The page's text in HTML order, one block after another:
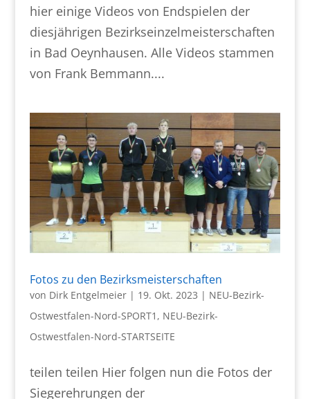
hier einige Videos von Endspielen der
diesjährigen Bezirkseinzelmeisterschaften
in Bad Oeynhausen. Alle Videos stammen
von Frank Bemmann....
Fotos zu den Bezirksmeisterschaften
von Dirk Entgelmeier| 19. Okt. 2023 | NEU-Bezirk-
Ostwestfalen-Nord-SPORT1 , NEU-Bezirk-
Ostwestfalen-Nord-STARTSEITE
teilen teilen Hier folgen nun die Fotos der
Siegerehrungen der